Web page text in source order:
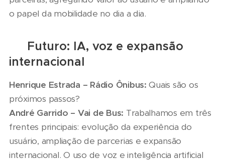
o papel da mobilidade no dia a dia.
🔮 Futuro: IA, voz e expansão
internacional
Henrique Estrada – Rádio Ônibus: Quais são os
próximos passos?
André Garrido – Vai de Bus: Trabalhamos em três
frentes principais: evolução da experiência do
usuário, ampliação de parcerias e expansão
internacional. O uso de voz e inteligência artificial